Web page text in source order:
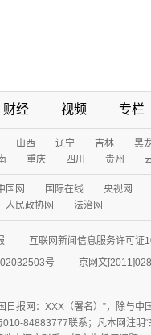
财经 视频 专栏
山西 辽宁 吉林 黑
重庆 四川 贵州
国网 国际在线 央视网
人民政协网 法治网
互联网新闻信息服务许可证
号
京网文
日报网：XXX（署名）”，除与
84883777联系；凡本网注明